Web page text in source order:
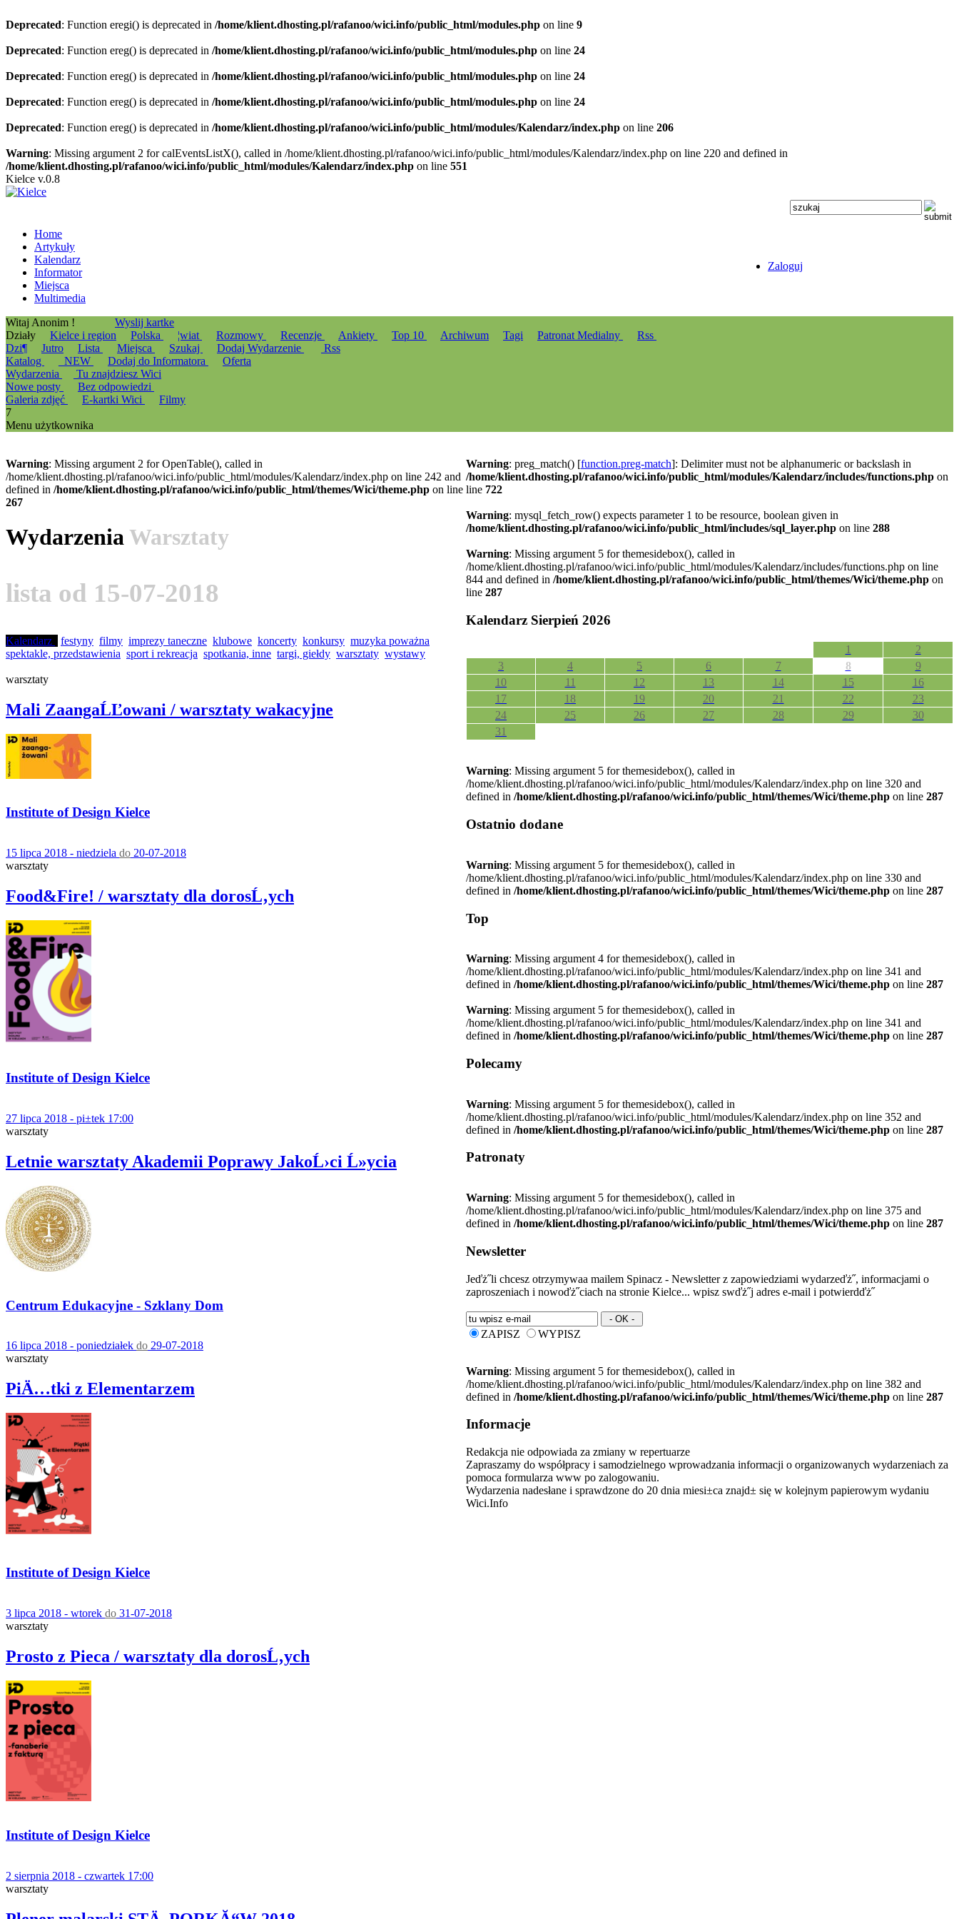
Deprecated: Function eregi() is deprecated in /home/klient.dhosting.pl/rafanoo/wici.info/public_html/modules.php on line 9
Deprecated: Function ereg() is deprecated in /home/klient.dhosting.pl/rafanoo/wici.info/public_html/modules.php on line 24
Deprecated: Function ereg() is deprecated in /home/klient.dhosting.pl/rafanoo/wici.info/public_html/modules.php on line 24
Deprecated: Function ereg() is deprecated in /home/klient.dhosting.pl/rafanoo/wici.info/public_html/modules.php on line 24
Deprecated: Function ereg() is deprecated in /home/klient.dhosting.pl/rafanoo/wici.info/public_html/modules/Kalendarz/index.php on line 206
Warning: Missing argument 2 for calEventsListX(), called in /home/klient.dhosting.pl/rafanoo/wici.info/public_html/modules/Kalendarz/index.php on line 220 and defined in
/home/klient.dhosting.pl/rafanoo/wici.info/public_html/modules/Kalendarz/index.php on line 551
Kielce v.0.8
Home
Artykuły
Kalendarz
Informator
Miejsca
Multimedia
Zaloguj
Witaj Anonim !
Wyslij kartke
Działy
Kielce i region Polska ¦wiat Rozmowy Recenzje Ankiety Top 10 Archiwum Tagi Patronat Medialny
Rss
Dzi¶
Jutro Lista Miejsca Szukaj Dodaj Wydarzenie
Rss
Katalog
_NEW Dodaj do Informatora
Oferta
Wydarzenia
Tu znajdziesz Wici
Nowe posty
Bez odpowiedzi
Galeria zdjęć
E-kartki Wici
Filmy
7
Menu użytkownika
Warning: Missing argument 2 for OpenTable(), called in
/home/klient.dhosting.pl/rafanoo/wici.info/public_html/modules/Kalendarz/index.php on line 242 and
defined in /home/klient.dhosting.pl/rafanoo/wici.info/public_html/themes/Wici/theme.php on line
267
WydarzeniaWarsztaty
lista od 15-07-2018
Kalendarz festyny filmy imprezy taneczne klubowe koncerty konkursy muzyka poważna
spektakle, przedstawienia sport i rekreacja spotkania, inne targi, giełdy warsztaty wystawy
warsztaty
Mali ZaangaĹĽowani / warsztaty wakacyjne
Institute of Design Kielce
15 lipca 2018 - niedziela do 20-07-2018
warsztaty
Food&Fire! / warsztaty dla dorosĹ‚ych
Institute of Design Kielce
27 lipca 2018 - pi±tek 17:00
warsztaty
Letnie warsztaty Akademii Poprawy JakoĹ›ci Ĺ»ycia
Centrum Edukacyjne - Szklany Dom
16 lipca 2018 - poniedziałek do 29-07-2018
warsztaty
PiÄ…tki z Elementarzem
Institute of Design Kielce
3 lipca 2018 - wtorek do 31-07-2018
warsztaty
Prosto z Pieca / warsztaty dla dorosĹ‚ych
Institute of Design Kielce
2 sierpnia 2018 - czwartek 17:00
warsztaty
Warning: preg_match() [function.preg-match]: Delimiter must not be alphanumeric or backslash in
/home/klient.dhosting.pl/rafanoo/wici.info/public_html/modules/Kalendarz/includes/functions.php on
line 722
Warning: mysql_fetch_row() expects parameter 1 to be resource, boolean given in
/home/klient.dhosting.pl/rafanoo/wici.info/public_html/includes/sql_layer.php on line 288
Warning: Missing argument 5 for themesidebox(), called in
/home/klient.dhosting.pl/rafanoo/wici.info/public_html/modules/Kalendarz/includes/functions.php on line
844 and defined in /home/klient.dhosting.pl/rafanoo/wici.info/public_html/themes/Wici/theme.php on
line 287
Kalendarz Sierpień 2026
1
2
3
4 5 6 7 8
9
10
11 12 13 14 15
16
17
18 19 20 21 22
23
24
25 26 27 28 29
30
31
Warning: Missing argument 5 for themesidebox(), called in
/home/klient.dhosting.pl/rafanoo/wici.info/public_html/modules/Kalendarz/index.php on line 320 and
defined in /home/klient.dhosting.pl/rafanoo/wici.info/public_html/themes/Wici/theme.php on line 287
Ostatnio dodane
Warning: Missing argument 5 for themesidebox(), called in
/home/klient.dhosting.pl/rafanoo/wici.info/public_html/modules/Kalendarz/index.php on line 330 and
defined in /home/klient.dhosting.pl/rafanoo/wici.info/public_html/themes/Wici/theme.php on line 287
Top
Warning: Missing argument 4 for themesidebox(), called in
/home/klient.dhosting.pl/rafanoo/wici.info/public_html/modules/Kalendarz/index.php on line 341 and
defined in /home/klient.dhosting.pl/rafanoo/wici.info/public_html/themes/Wici/theme.php on line 287
Warning: Missing argument 5 for themesidebox(), called in
/home/klient.dhosting.pl/rafanoo/wici.info/public_html/modules/Kalendarz/index.php on line 341 and
defined in /home/klient.dhosting.pl/rafanoo/wici.info/public_html/themes/Wici/theme.php on line 287
Polecamy
Warning: Missing argument 5 for themesidebox(), called in
/home/klient.dhosting.pl/rafanoo/wici.info/public_html/modules/Kalendarz/index.php on line 352 and
defined in /home/klient.dhosting.pl/rafanoo/wici.info/public_html/themes/Wici/theme.php on line 287
Patronaty
Warning: Missing argument 5 for themesidebox(), called in
/home/klient.dhosting.pl/rafanoo/wici.info/public_html/modules/Kalendarz/index.php on line 375 and
defined in /home/klient.dhosting.pl/rafanoo/wici.info/public_html/themes/Wici/theme.php on line 287
Newsletter
Jeďż˝li chcesz otrzymywaa mailem Spinacz - Newsletter z zapowiedziami wydarzeďż˝, informacjami o
zaproszeniach i nowoďż˝ciach na stronie Kielce... wpisz swďż˝j adres e-mail i potwierdďż˝
ZAPISZ WYPISZ
Warning: Missing argument 5 for themesidebox(), called in
/home/klient.dhosting.pl/rafanoo/wici.info/public_html/modules/Kalendarz/index.php on line 382 and
defined in /home/klient.dhosting.pl/rafanoo/wici.info/public_html/themes/Wici/theme.php on line 287
Informacje
Redakcja nie odpowiada za zmiany w repertuarze
Zapraszamy do współpracy i samodzielnego wprowadzania informacji o organizowanych wydarzeniach za
pomoca formularza www po zalogowaniu.
Wydarzenia nadesłane i sprawdzone do 20 dnia miesi±ca znajd± się w kolejnym papierowym wydaniu
Wici.Info